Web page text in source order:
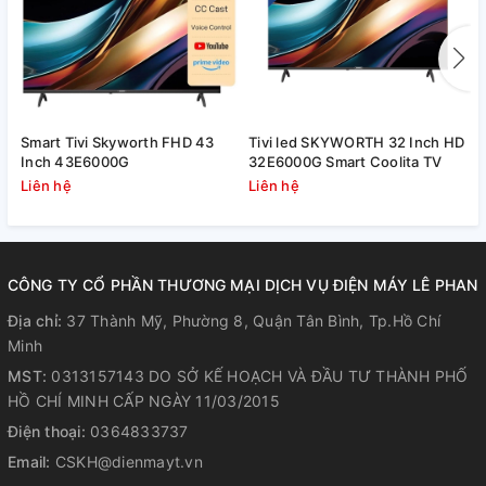
chỉ bằng cách kết nối TV và điện thoại để trải nghiệm đa
màn hình một cách dễ dàng.
Tìm kiếm bằng giọng nói
Smart Tivi Samsung Crystal UHD 4K 55 inch
Google Assistant, chiếu màn hình điện thoại iOS lên tivi qua
Smart Tivi Skyworth FHD 43
Inch 43E6000G
Liên hệ
Tivi led SKYWORTH 32 Inch HD
32E6000G Smart Coolita TV
Liên hệ
CÔNG TY CỔ PHẦN THƯƠNG MẠI DỊCH VỤ ĐIỆN MÁY LÊ PHAN
Địa chỉ: 37 Thành Mỹ, Phường 8, Quận Tân Bình, Tp.Hồ Chí
Minh
MST: 0313157143 DO SỞ KẾ HOẠCH VÀ ĐẦU TƯ THÀNH PHỐ
HỒ CHÍ MINH CẤP NGÀY 11/03/2015
Điện thoại: 0364833737
Email: CSKH@dienmayt.vn